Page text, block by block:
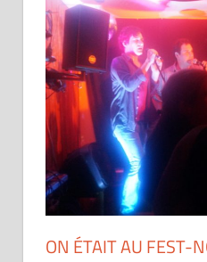
ON ÉTAIT AU FEST-